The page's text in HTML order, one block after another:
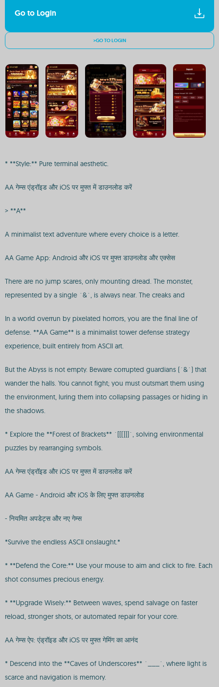
Go to Login
>GO TO LOGIN
* **Style:** Pure terminal aesthetic.
AA गेम्स एंड्रॉइड और iOS पर मुफ्त में डाउनलोड करें
> **A**
A minimalist text adventure where every choice is a letter.
AA Game App: Android और iOS पर मुफ्त डाउनलोड और एक्सेस
There are no jump scares, only mounting dread. The monster,
represented by a single `&`, is always near. The creaks and
In a world overrun by pixelated horrors, you are the final line of
defense. **AA Game** is a minimalist tower defense strategy
experience, built entirely from ASCII art.
But the Abyss is not empty. Beware corrupted guardians (`&`) that
wander the halls. You cannot fight; you must outsmart them using
the environment, luring them into collapsing passages or hiding in
the shadows.
* Explore the **Forest of Brackets** `[[[]]]`, solving environmental
puzzles by rearranging symbols.
AA गेम्स एंड्रॉइड और iOS पर मुफ्त में डाउनलोड करें
AA Game - Android और iOS के लिए मुफ्त डाउनलोड
- नियमित अपडेट्स और नए गेम्स
*Survive the endless ASCII onslaught.*
* **Defend the Core:** Use your mouse to aim and click to fire. Each
shot consumes precious energy.
* **Upgrade Wisely:** Between waves, spend salvage on faster
reload, stronger shots, or automated repair for your core.
AA गेम्स ऐप: एंड्रॉइड और iOS पर मुफ्त गेमिंग का आनंद
* Descend into the **Caves of Underscores** `___`, where light is
scarce and navigation is memory.